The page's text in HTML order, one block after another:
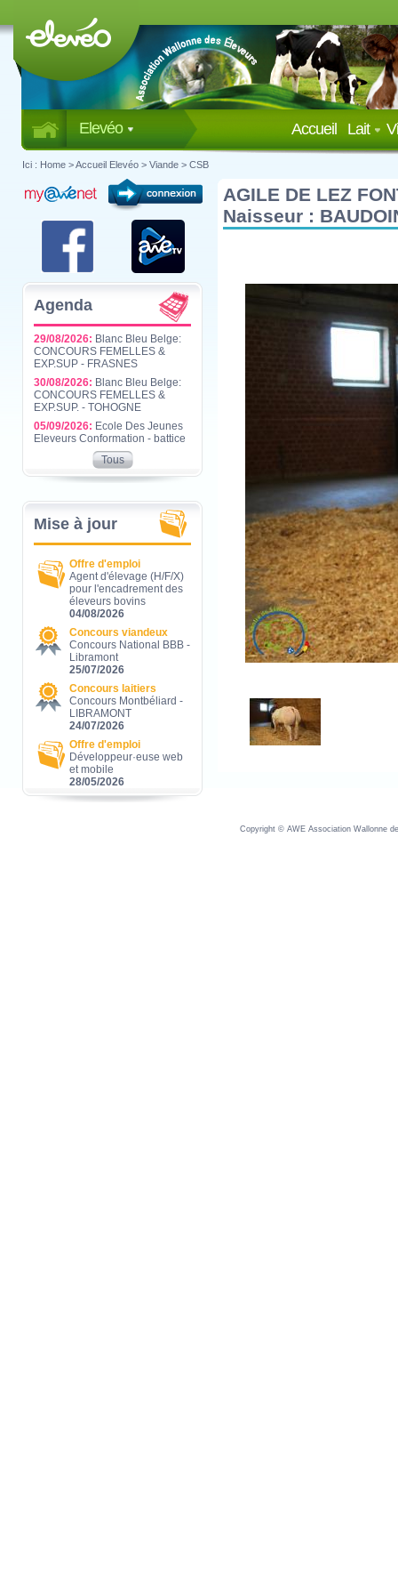
Elevéo Lait
Accueil
Ici : Home >Accueil Elevéo > Viande > CSB
Agenda
29/08/2026: Blanc Bleu Belge:
CONCOURS FEMELLES &
EXP.SUP - FRASNES
30/08/2026: Blanc Bleu Belge:
CONCOURS FEMELLES &
EXP.SUP. - TOHOGNE
05/09/2026: Ecole Des Jeunes
Eleveurs Conformation - battice
Tous
Mise à jour
Offre d'emploi
Agent d'élevage (H/F/X)
pour l'encadrement des
éleveurs bovins
04/08/2026
Concours viandeux
Concours National BBB -
Libramont
25/07/2026
Concours laitiers
Concours Montbéliard -
LIBRAMONT
24/07/2026
Offre d'emploi
Développeur·euse web
et mobile
28/05/2026
AGILE DE LEZ
Naisseur :
Copyright © AWE Association Wallonne